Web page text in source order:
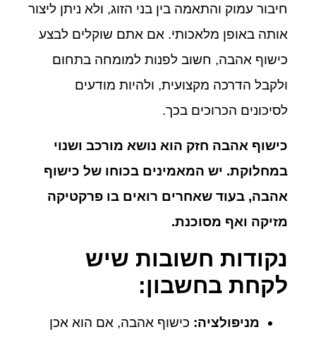
חיבור עמוק והתאמה בין בני הזוג, ולא ניתן ליצור
אותה באופן מלאכותי. אם אתם שוקלים לבצע
כישוף אהבה, חשוב לפנות למומחה בתחום
ולקבל הדרכה מקצועית, ולהיות מודעים
לסיכונים הכרוכים בכך.
כישוף אהבה חזק הוא נושא מורכב ושנוי
במחלוקת. יש המאמינים בכוחו של כישוף
אהבה, בעוד שאחרים רואים בו פרקטיקה
מזיקה ואף מסוכנת.
נקודות חשובות שיש
לקחת בחשבון:
מניפולציה: כישוף אהבה, אם הוא אכן